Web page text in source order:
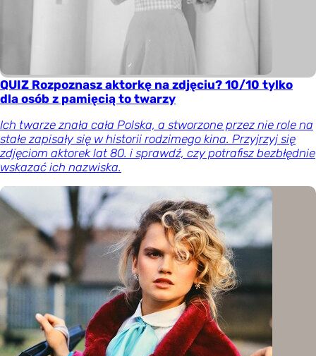
QUIZ Rozpoznasz aktorkę na zdjęciu? 10/10 tylko
dla osób z pamięcią to twarzy
Ich twarze znała cała Polska, a stworzone przez nie role na
stałe zapisały się w historii rodzimego kina. Przyjrzyj się
zdjęciom aktorek lat 80. i sprawdź, czy potrafisz bezbłędnie
wskazać ich nazwiska.